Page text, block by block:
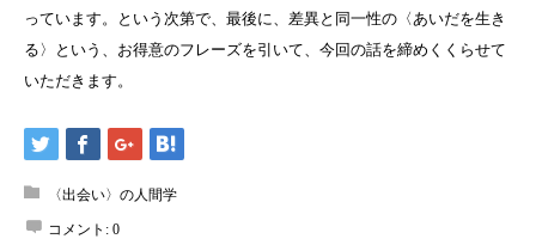
っています。という次第で、最後に、差異と同一性の〈あいだを生き
る〉という、お得意のフレーズを引いて、今回の話を締めくくらせて
いただきます。
〈出会い〉の人間学
コメント: 0